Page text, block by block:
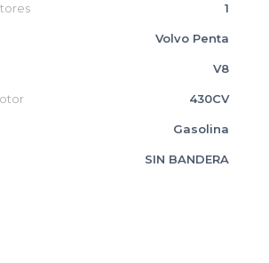
1
Volvo Penta
V8
430CV
Gasolina
SIN BANDERA